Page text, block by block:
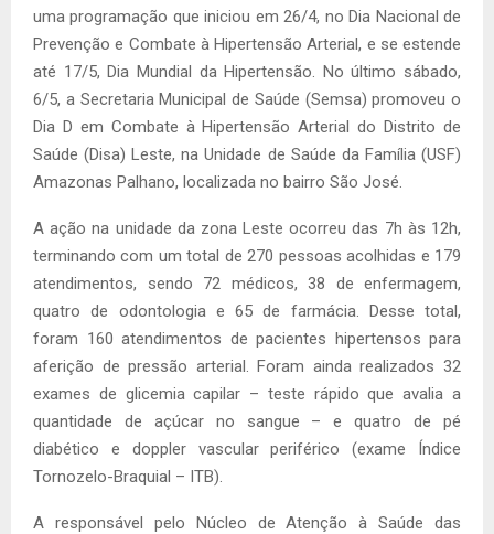
uma programação que iniciou em 26/4, no Dia Nacional de
Prevenção e Combate à Hipertensão Arterial, e se estende
até 17/5, Dia Mundial da Hipertensão. No último sábado,
6/5, a Secretaria Municipal de Saúde (Semsa) promoveu o
Dia D em Combate à Hipertensão Arterial do Distrito de
Saúde (Disa) Leste, na Unidade de Saúde da Família (USF)
Amazonas Palhano, localizada no bairro São José.
A ação na unidade da zona Leste ocorreu das 7h às 12h,
terminando com um total de 270 pessoas acolhidas e 179
atendimentos, sendo 72 médicos, 38 de enfermagem,
quatro de odontologia e 65 de farmácia. Desse total,
foram 160 atendimentos de pacientes hipertensos para
aferição de pressão arterial. Foram ainda realizados 32
exames de glicemia capilar – teste rápido que avalia a
quantidade de açúcar no sangue – e quatro de pé
diabético e doppler vascular periférico (exame Índice
Tornozelo-Braquial – ITB).
A responsável pelo Núcleo de Atenção à Saúde das